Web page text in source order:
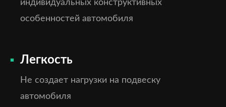
индивидуальных конструктивных
особенностей автомобиля
Легкость
Не создает нагрузки на подвеску
автомобиля